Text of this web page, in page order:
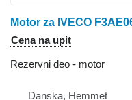
Motor za IVECO
Cena na upit
Rezervni deo - motor
Danska, Hemmet